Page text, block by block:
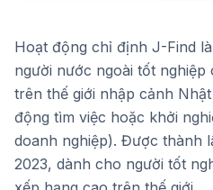
Hoạt động chỉ định J-Find
người nước ngoài tốt
trên thế giới nhập cảnh
động tìm việc hoặc khởi
doanh nghiệp). Được thành
2023, dành cho người tốt